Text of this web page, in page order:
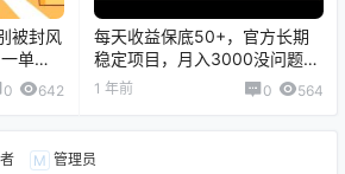
被封风
单收
0 642
每天收益保底50+，官方长期
稳定项目，月入3000没问题
【揭秘】
1 年前 0 564
M 管理员